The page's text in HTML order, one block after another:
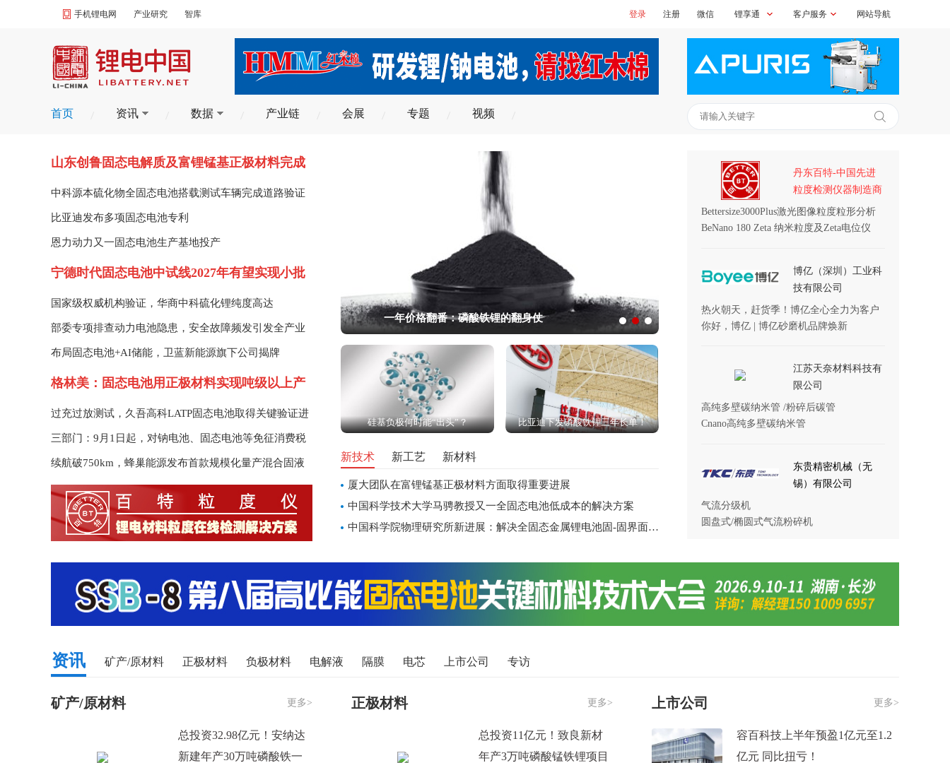
手机锂电网 产业研究 智库 登录 注册 微信 锂享通 客户服务 网站导航
首页 资讯 数据 产业链 会展 专题 视频
山东创鲁固态电解质及富锂锰基正极材料完成
中试验证
中科源本硫化物全固态电池搭载测试车辆完成道路验证
比亚迪发布多项固态电池专利
恩力动力又一固态电池生产基地投产
宁德时代固态电池中试线2027年有望实现小批
量生产
国家级权威机构验证，华商中科硫化锂纯度高达
99.95%，完美适配固态电解质
部委专项排查动力电池隐患，安全故障频发引发全产业
链深思
布局固态电池+AI储能，卫蓝新能源旗下公司揭牌
格林美：固态电池用正极材料实现吨级以上产
品出货
过充过放测试，久吾高科LATP固态电池取得关键验证进
展
三部门：9月1日起，对钠电池、固态电池等免征消费税
续航破750km，蜂巢能源发布首款规模化量产混合固液
电池
全产业链深思
一年价格翻番：磷酸铁锂的翻身仗 解决固态电池最大痛点！等静压设备为何成为行
硅基负极何时能“出头”？ 比亚迪下发磷酸铁锂三年长单！
新技术 新工艺 新材料
厦大团队在富锂锰基正极材料方面取得重要进展
中国科学技术大学马骋教授又一全固态电池低成本的解决方案
中国科学院物理研究所新进展：解决全固态金属锂电池固-固界面接触难题
丹东百特-中国先进
粒度检测仪器制造商
Bettersize3000Plus激光图像粒度粒形分析
仪
BeNano 180 Zeta 纳米粒度及Zeta电位仪
博亿（深圳）工业科
技有限公司
热火朝天，赶货季！博亿全心全力为客户
准备砂磨机
你好，博亿 | 博亿砂磨机品牌焕新
江苏天奈材料科技有
限公司
高纯多壁碳纳米管 /粉碎后碳管
Cnano高纯多壁碳纳米管
东贵精密机械（无
锡）有限公司
气流分级机
圆盘式/椭圆式气流粉碎机
资讯 矿产/原材料 正极材料 负极材料 电解液 隔膜 电芯 上市公司 专访
矿产/原材料 更多>
总投资32.98亿元！安纳达
新建年产30万吨磷酸铁一
正极材料 更多>
总投资11亿元！致良新材
年产3万吨磷酸锰铁锂项目
上市公司 更多>
容百科技上半年预盈1亿元至1.2
亿元 同比扭亏！